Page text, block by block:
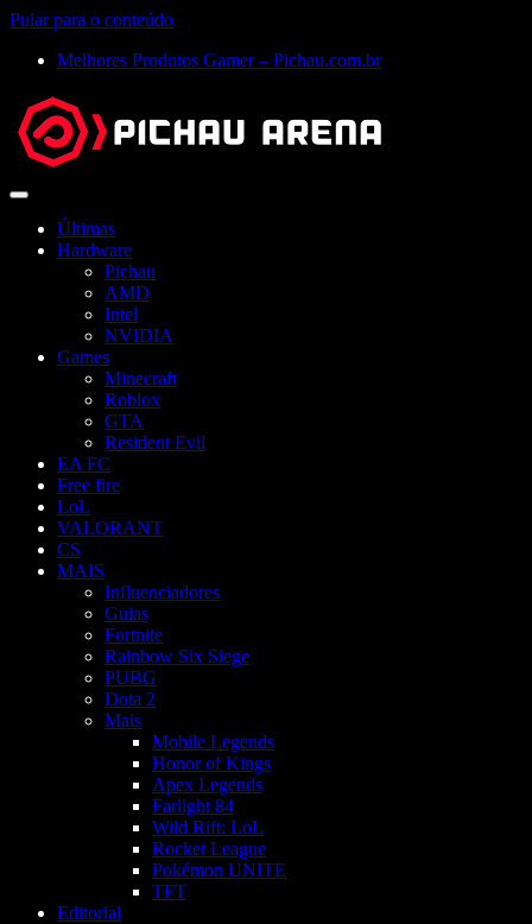
Pular para o conteúdo
Melhores Produtos Gamer – Pichau.com.br
Abrir
Últimas
Hardware
Pichau
AMD
Intel
NVIDIA
Games
Minecraft
Roblox
GTA
Resident Evil
EA FC
Free fire
LoL
VALORANT
CS
MAIS
Influenciadores
Guias
Fortnite
Rainbow Six Siege
PUBG
Dota 2
Mais
Mobile Legends
Honor of Kings
Apex Legends
Farlight 84
Wild Rift: LoL
Rocket League
Pokémon UNITE
TFT
Editorial